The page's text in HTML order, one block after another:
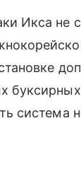
Икса не
система